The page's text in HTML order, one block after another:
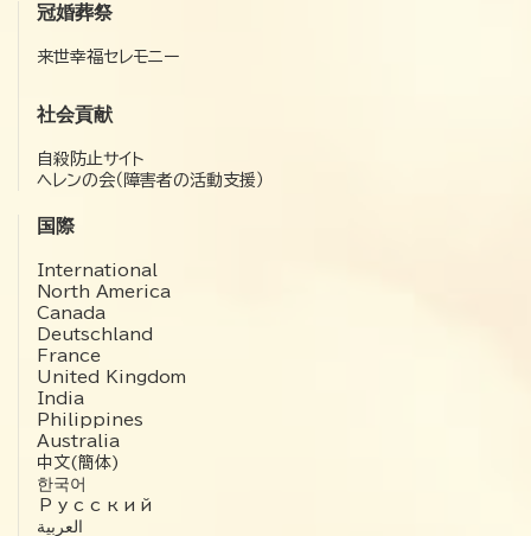
冠婚葬祭
来世幸福セレモニー
社会貢献
自殺防止サイト
ヘレンの会（障害者の活動支援）
国際
International
North America
Canada
Deutschland
France
United Kingdom
India
Philippines
Australia
中文(簡体)
한국어
Русский
العربية‏